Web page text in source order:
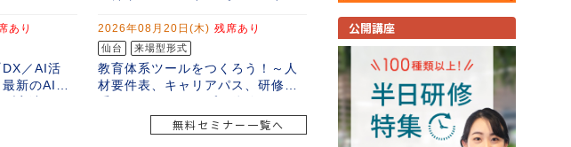
無料セミナー一覧へ
公開講座